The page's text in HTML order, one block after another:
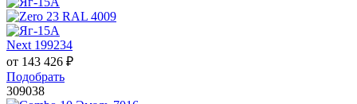
Next 199234
от 143 426 ₽
Подобрать
309038